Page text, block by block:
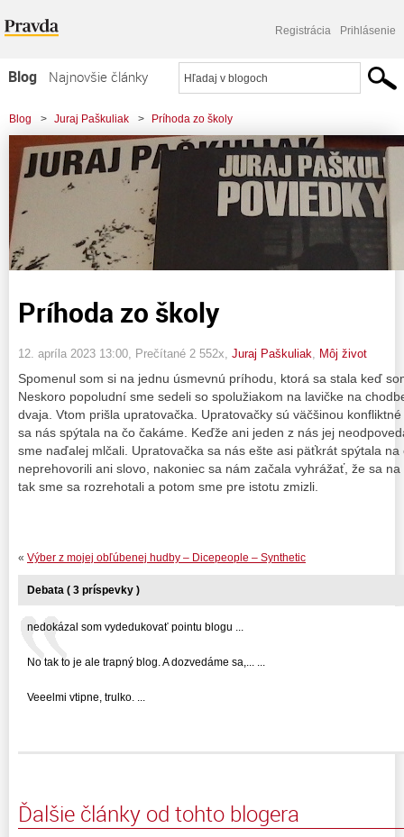
Registrácia Prihlásenie
Blog
Najnovšie články
Najčítanejšie články
Najkomentovanejšie články
Zoznam blogov
Komerčné blogy
Blog > Juraj Paškuliak > Príhoda zo školy
Príhoda zo školy
12. apríla 2023 13:00 , Prečítané 2 552x, Juraj Paškuliak Môj život
Spomenul som si na jednu úsmevnú príhodu, ktorá sa stala keď
Neskoro popoludní sme sedeli so spolužiakom na lavičke na
dvaja. Vtom prišla upratovačka. Upratovačky sú väčšinou
sa nás spýtala na čo čakáme. Keďže ani jeden z nás jej
sme naďalej mlčali. Upratovačka sa nás ešte asi päťkrát spýtala
neprehovorili ani slovo, nakoniec sa nám začala vyhrážať, že sa
tak sme sa rozrehotali a potom sme pre istotu zmizli.
« Výber z mojej obľúbenej hudby – Dicepeople – Synthetic
Debata ( 3 príspevky )
nedokázal som vydedukovať pointu blogu ...
No tak to je ale trapný blog. A dozvedáme sa,... ...
Veeelmi vtipne, trulko. ...
Ďalšie články od tohto blogera